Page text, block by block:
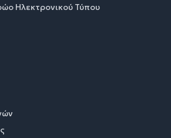
Ηλεκτρονικού Τύπου